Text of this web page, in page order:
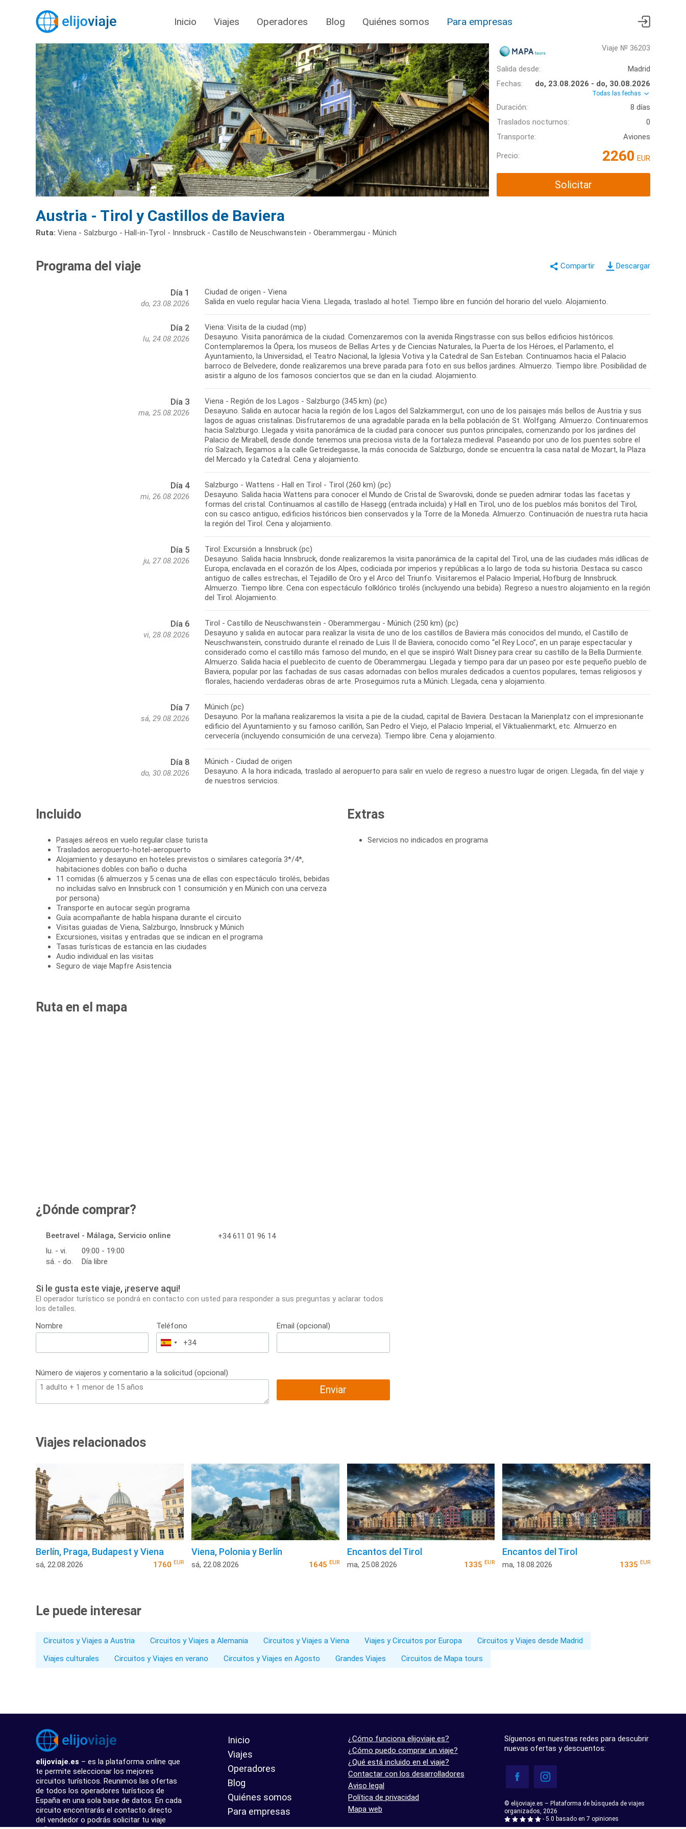
Inicio Viajes Operadores Blog Quiénes somos Para empresas
Viaje № 36203
Salida desde:
Madrid
Fechas:
do, 23.08.2026 - do, 30.08.2026
Todas las fechas
Duración:
8 días
Traslados nocturnos:
0
Transporte:
Aviones
Precio: 2260 EUR
Solicitar
Austria - Tirol y Castillos de Baviera
Ruta: Viena - Salzburgo - Hall-in-Tyrol - Innsbruck - Castillo de Neuschwanstein - Oberammergau - Múnich
Descargar
Programa del viaje
Día 1
do, 23.08.2026
Ciudad de origen - Viena
Salida en vuelo regular hacia Viena. Llegada, traslado al hotel. Tiempo libre en función del horario del vuelo. Alojamiento.
Día 2
lu, 24.08.2026
Viena: Visita de la ciudad (mp)
Desayuno. Visita panorámica de la ciudad. Comenzaremos con la avenida Ringstrasse con sus bellos edificios históricos.
Contemplaremos la Ópera, los museos de Bellas Artes y de Ciencias Naturales, la Puerta de los Héroes, el Parlamento, el
Ayuntamiento, la Universidad, el Teatro Nacional, la Iglesia Votiva y la Catedral de San Esteban. Continuamos hacia el Palacio
barroco de Belvedere, donde realizaremos una breve parada para foto en sus bellos jardines. Almuerzo. Tiempo libre. Posibilidad de
Día 3
ma, 25.08.2026
Viena - Región de los Lagos - Salzburgo (345 km) (pc)
Desayuno. Salida en autocar hacia la región de los Lagos del Salzkammergut, con uno de los paisajes más bellos de Austria y sus
lagos de aguas cristalinas. Disfrutaremos de una agradable parada en la bella población de St. Wolfgang. Almuerzo. Continuaremos
hacia Salzburgo. Llegada y visita panorámica de la ciudad para conocer sus puntos principales, comenzando por los jardines del
Palacio de Mirabell, desde donde tenemos una preciosa vista de la fortaleza medieval. Paseando por uno de los puentes sobre el
río Salzach, llegamos a la calle Getreidegasse, la más conocida de Salzburgo, donde se encuentra la casa natal de Mozart, la Plaza
Día 4
mi, 26.08.2026
Salzburgo - Wattens - Hall en Tirol - Tirol (260 km) (pc)
Desayuno. Salida hacia Wattens para conocer el Mundo de Cristal de Swarovski, donde se pueden admirar todas las facetas y
formas del cristal. Continuamos al castillo de Hasegg (entrada incluida) y Hall en Tirol, uno de los pueblos más bonitos del Tirol,
con su casco antiguo, edificios históricos bien conservados y la Torre de la Moneda. Almuerzo. Continuación de nuestra ruta hacia
Día 5
ju, 27.08.2026
Tirol: Excursión a Innsbruck (pc)
Desayuno. Salida hacia Innsbruck, donde realizaremos la visita panorámica de la capital del Tirol, una de las ciudades más idílicas de
Europa, enclavada en el corazón de los Alpes, codiciada por imperios y repúblicas a lo largo de toda su historia. Destaca su casco
antiguo de calles estrechas, el Tejadillo de Oro y el Arco del Triunfo. Visitaremos el Palacio Imperial, Hofburg de Innsbruck.
Almuerzo. Tiempo libre. Cena con espectáculo folklórico tirolés (incluyendo una bebida). Regreso a nuestro alojamiento en la región
Día 6
vi, 28.08.2026
Tirol - Castillo de Neuschwanstein - Oberammergau - Múnich (250 km) (pc)
Desayuno y salida en autocar para realizar la visita de uno de los castillos de Baviera más conocidos del mundo, el Castillo de
Neuschwanstein, construido durante el reinado de Luis II de Baviera, conocido como “el Rey Loco”, en un paraje espectacular y
considerado como el castillo más famoso del mundo, en el que se inspiró Walt Disney para crear su castillo de la Bella Durmiente.
Almuerzo. Salida hacia el pueblecito de cuento de Oberammergau. Llegada y tiempo para dar un paseo por este pequeño pueblo de
Baviera, popular por las fachadas de sus casas adornadas con bellos murales dedicados a cuentos populares, temas religiosos y
Día 7
sá, 29.08.2026
Múnich (pc)
Desayuno. Por la mañana realizaremos la visita a pie de la ciudad, capital de Baviera. Destacan la Marienplatz con el impresionante
edificio del Ayuntamiento y su famoso carillón, San Pedro el Viejo, el Palacio Imperial, el Viktualienmarkt, etc. Almuerzo en
Día 8
do, 30.08.2026
Múnich - Ciudad de origen
Desayuno. A la hora indicada, traslado al aeropuerto para salir en vuelo de regreso a nuestro lugar de origen. Llegada, fin del viaje y
Incluido
Pasajes aéreos en vuelo regular clase turista
Traslados aeropuerto-hotel-aeropuerto
Alojamiento y desayuno en hoteles previstos o similares categoría 3*/4*,
habitaciones dobles con baño o ducha
11 comidas (6 almuerzos y 5 cenas una de ellas con espectáculo tirolés, bebidas
no incluidas salvo en Innsbruck con 1 consumición y en Münich con una cerveza
por persona)
Transporte en autocar según programa
Guía acompañante de habla hispana durante el circuito
Visitas guiadas de Viena, Salzburgo, Innsbruck y Múnich
Excursiones, visitas y entradas que se indican en el programa
Tasas turísticas de estancia en las ciudades
Audio individual en las visitas
Seguro de viaje Mapfre Asistencia
Extras
Servicios no indicados en programa
Ruta en el mapa
¿Dónde comprar?
Beetravel - Málaga, Servicio online
lu. - vi.
09:00 - 19:00
sá. - do.
Día libre
+34 611 01 96 14
Si le gusta este viaje, ¡reserve aqui!
El operador turístico se pondrá en contacto con usted para responder a sus preguntas y aclarar todos
los detalles.
Nombre
Teléfono
España
+34
Email (opcional)
Número de viajeros y comentario a la solicitud (opcional)
Enviar
Viajes relacionados
Berlín, Praga, Budapest y Viena
sá, 22.08.2026 1760 EUR
Viena, Polonia y Berlín
sá, 22.08.2026 1645 EUR
Encantos del Tirol
ma, 25.08.2026 1335EUR
Encantos del Tirol
ma, 18.08.2026 1335 EUR
Le puede interesar
Circuitos y Viajes a Austria Circuitos y Viajes a Alemania Circuitos y Viajes a Viena Viajes y Circuitos por Europa
Circuitos y Viajes desde Madrid
Viajes culturales
Circuitos y Viajes en verano Circuitos y Viajes en Agosto Grandes Viajes Circuitos de Mapa tours
elijoviaje.es – es la plataforma online que
te permite seleccionar los mejores
circuitos turísticos. Reunimos las ofertas
de todos los operadores turísticos de
España en una sola base de datos. En cada
circuito encontrarás el contacto directo
del vendedor o podrás solicitar tu viaje
Inicio
Viajes
Operadores
Blog
Quiénes somos
Para empresas
¿Cómo funciona elijoviaje.es?
¿Cómo puedo comprar un viaje?
¿Qué está incluido en el viaje?
Contactar con los desarrolladores
Aviso legal
Política de privacidad
Mapa web
Síguenos en nuestras redes para descubrir
nuevas ofertas y descuentos:
© elijoviaje.es – Plataforma de búsqueda de viajes
organizados, 2026
- 5.0 basado en 7 opiniones